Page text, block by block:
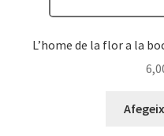
L’home de la flor a la